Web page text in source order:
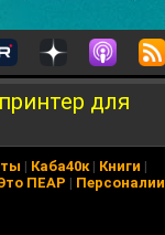
для
| Каба40к| Книги |
ПЕАР | Персоналии